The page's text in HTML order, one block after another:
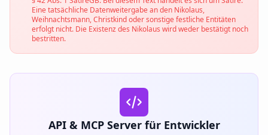
Eine tatsächliche Datenweitergabe an den Nikolaus,
Weihnachtsmann, Christkind oder sonstige festliche Entitäten
erfolgt nicht. Die Existenz des Nikolaus wird weder bestätigt noch
bestritten.
API & MCP Server für Entwickler